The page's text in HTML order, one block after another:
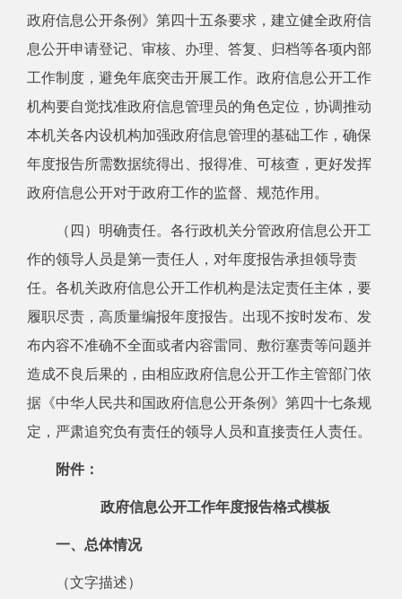
政府信息公开条例》第四十五条要求，建立健全政府信
息公开申请登记、审核、办理、答复、归档等各项内部
工作制度，避免年底突击开展工作。政府信息公开工作
机构要自觉找准政府信息管理员的角色定位，协调推动
本机关各内设机构加强政府信息管理的基础工作，确保
年度报告所需数据统得出、报得准、可核查，更好发挥
政府信息公开对于政府工作的监督、规范作用。
（四）明确责任。 各行政机关分管政府信息公开工
作的领导人员是第一责任人，对年度报告承担领导责
任。各机关政府信息公开工作机构是法定责任主体，要
履职尽责，高质量编报年度报告。出现不按时发布、发
布内容不准确不全面或者内容雷同、敷衍塞责等问题并
造成不良后果的，由相应政府信息公开工作主管部门依
据《中华人民共和国政府信息公开条例》第四十七条规
定，严肃追究负有责任的领导人员和直接责任人责任。
附件：
政府信息公开工作年度报告格式模板
一、总体情况
（文字描述）